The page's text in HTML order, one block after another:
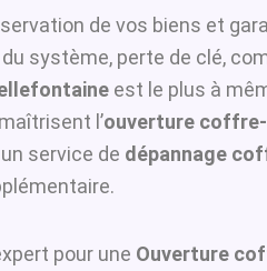
de vos biens et
système, perte de clé,
est le plus à
l’ouverture
service de dépannage
pour une Ouverture